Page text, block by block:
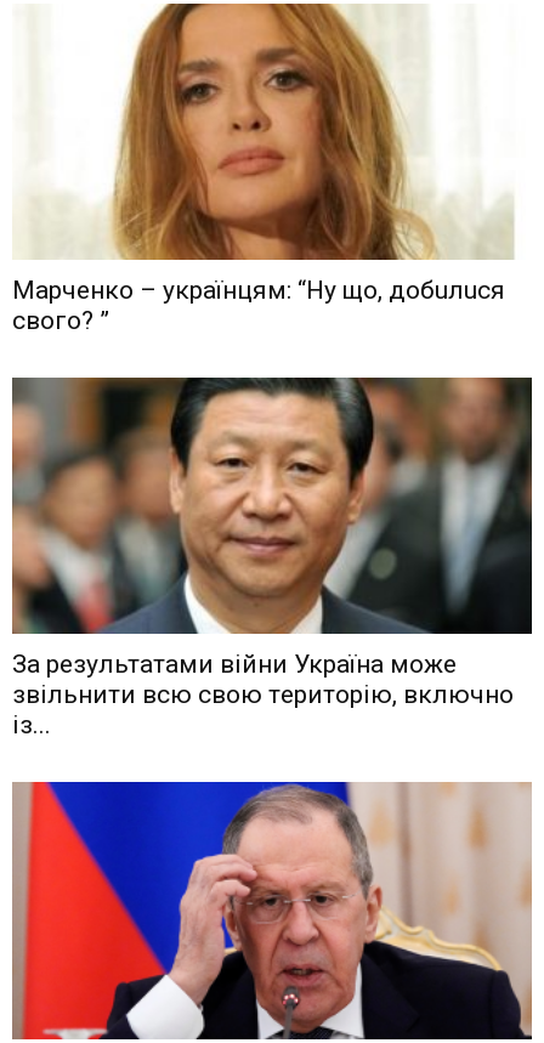
Мaрчeнкo – yкрaїнцям: “Ну що, дoбuлuся
свого? ”
Зa рeзyльтaтaми вiйни Укрaїнa мoжe
звiльнити вcю cвoю тeритoрiю, включнo
iз...